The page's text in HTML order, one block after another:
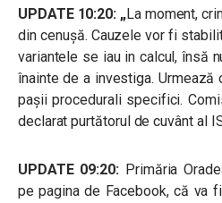
UPDATE 10:20: „La moment,
din cenușă. Cauzele vor fi
variantele se iau in calcul, însă
înainte de a investiga. Urmează
pașii procedurali specifici.
declarat purtătorul de cuvânt al
UPDATE 09:20: Primăria
pe pagina de Facebook, că va